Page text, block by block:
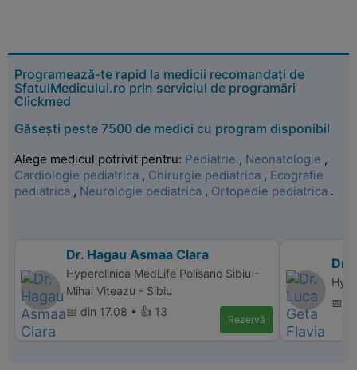
Programează-te rapid la medicii recomandați de
SfatulMedicului.ro prin serviciul de programări
Clickmed
Găsești peste 7500 de medici cu program disponibil
Alege medicul potrivit pentru: Pediatrie , Neonatologie ,
Cardiologie pediatrica , Chirurgie pediatrica , Ecografie
pediatrica , Neurologie pediatrica , Ortopedie pediatrica .
Dr. Hagau Asmaa Clara
Hyperclinica MedLife Polisano Sibiu -
Mihai Viteazu - Sibiu
📅 din 17.08 • 👍 13
Rezervă
Dr.
📅